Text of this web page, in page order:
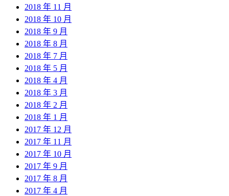
2018 年 11 月
2018 年 10 月
2018 年 9 月
2018 年 8 月
2018 年 7 月
2018 年 5 月
2018 年 4 月
2018 年 3 月
2018 年 2 月
2018 年 1 月
2017 年 12 月
2017 年 11 月
2017 年 10 月
2017 年 9 月
2017 年 8 月
2017 年 4 月